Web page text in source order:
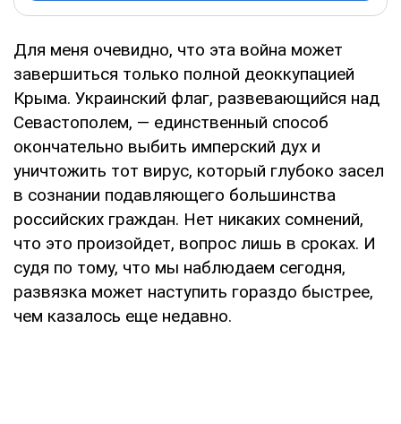
Для меня очевидно, что эта война может
завершиться только полной деоккупацией
Крыма. Украинский флаг, развевающийся над
Севастополем, — единственный способ
окончательно выбить имперский дух и
уничтожить тот вирус, который глубоко засел
в сознании подавляющего большинства
российских граждан. Нет никаких сомнений,
что это произойдет, вопрос лишь в сроках. И
судя по тому, что мы наблюдаем сегодня,
развязка может наступить гораздо быстрее,
чем казалось еще недавно.